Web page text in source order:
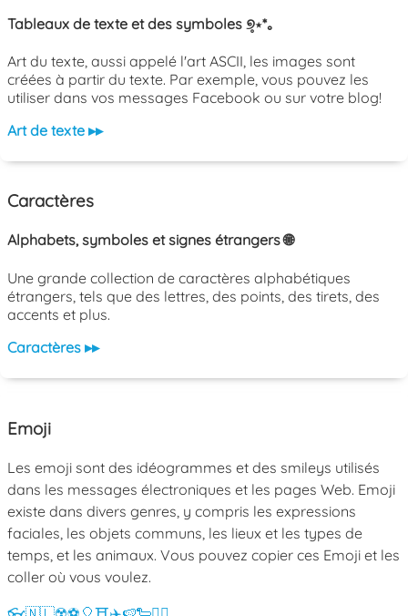
Tableaux de texte et des symboles ୭̥⋆*｡
Art du texte, aussi appelé l'art ASCII, les images sont
créées à partir du texte. Par exemple, vous pouvez les
utiliser dans vos messages Facebook ou sur votre blog!
Art de texte ▸▸
Caractères
Alphabets, symboles et signes étrangers 🌐
Une grande collection de caractères alphabétiques
étrangers, tels que des lettres, des points, des tirets, des
accents et plus.
Caractères ▸▸
Emoji
Les emoji sont des idéogrammes et des smileys utilisés
dans les messages électroniques et les pages Web. Emoji
existe dans divers genres, y compris les expressions
faciales, les objets communs, les lieux et les types de
temps, et les animaux. Vous pouvez copier ces Emoji et les
coller où vous voulez.